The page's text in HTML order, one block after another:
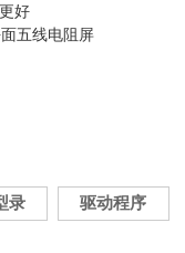
好
五线电阻屏
录 驱动程序